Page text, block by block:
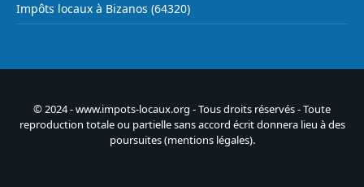
Impôts locaux à Bizanos (64320)
© 2024 - www.impots-locaux.org - Tous droits réservés - Toute
reproduction totale ou partielle sans accord écrit donnera lieu à des
poursuites (mentions légales).